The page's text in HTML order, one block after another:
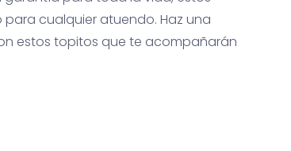
cualquier atuendo. Haz una
estos topitos que te acompañarán